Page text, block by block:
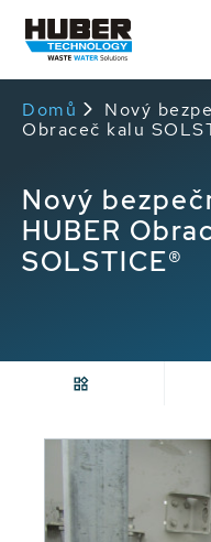
Domů
Nový
Obraceč kalu
Nový
HUBER
SOLSTICE®